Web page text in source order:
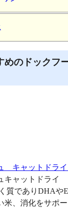
めのドックフ
キャットドラ
キャットドライ
でありDHAや
米、消化をサポ